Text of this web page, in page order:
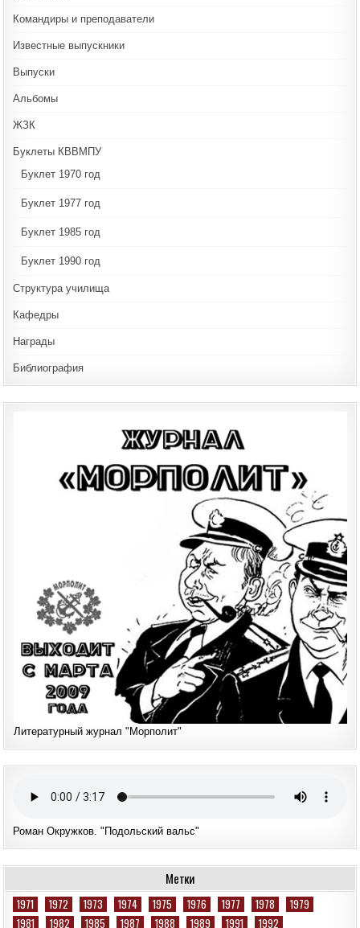
Командиры и преподаватели
Известные выпускники
Выпуски
Альбомы
ЖЗК
Буклеты КВВМПУ
Буклет 1970 год
Буклет 1977 год
Буклет 1985 год
Буклет 1990 год
Структура училища
Кафедры
Награды
Библиография
Литературный журнал "Морполит"
Роман Окружков. "Подольский вальс"
Метки
1971 1972 1973 1974 1975 1976 1977 1978
1979
1981
1982 1985 1987 1988 1989 1991 1992